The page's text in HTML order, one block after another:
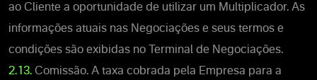
ao Cliente a oportunidade de utilizar um Multiplicador. As
informações atuais nas Negociações e seus termos e
condições são exibidas no Terminal de Negociações.
2.13. Comissão. A taxa cobrada pela Empresa para a